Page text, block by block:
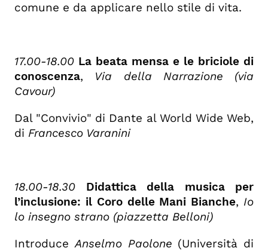
comune e da applicare nello stile di vita.
17.00-18.00 La beata mensa e le briciole di
conoscenza, Via della Narrazione (via
Cavour)
Dal "Convivio" di Dante al World Wide Web,
di Francesco Varanini
18.00-18.30
Didattica della musica per
l’inclusione: il Coro delle Mani Bianche, Io
lo insegno strano (piazzetta Belloni)
IntroduceAnselmo Paolone (Università di